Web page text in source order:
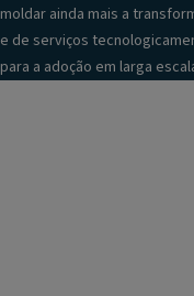
moldar ainda mais a
e de serviços
para a adoção em larga